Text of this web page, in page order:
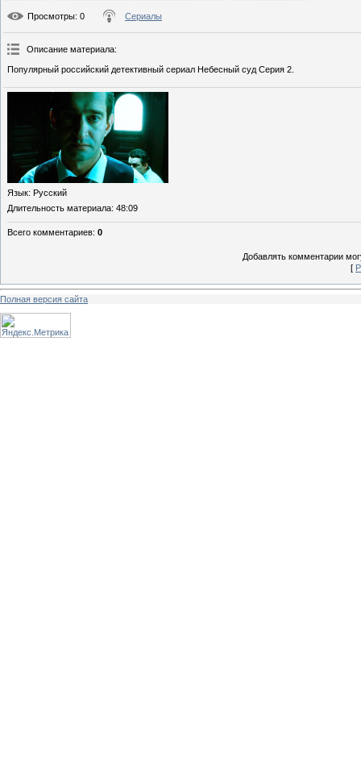
Просмотры: 0 Сериалы
Описание материала:
Популярный российский детективный сериал Небесный суд Серия 2.
Язык: Русский
Длительность материала: 48:09
Всего комментариев: 0
Добавлять комментарии
[
Полная версия сайта